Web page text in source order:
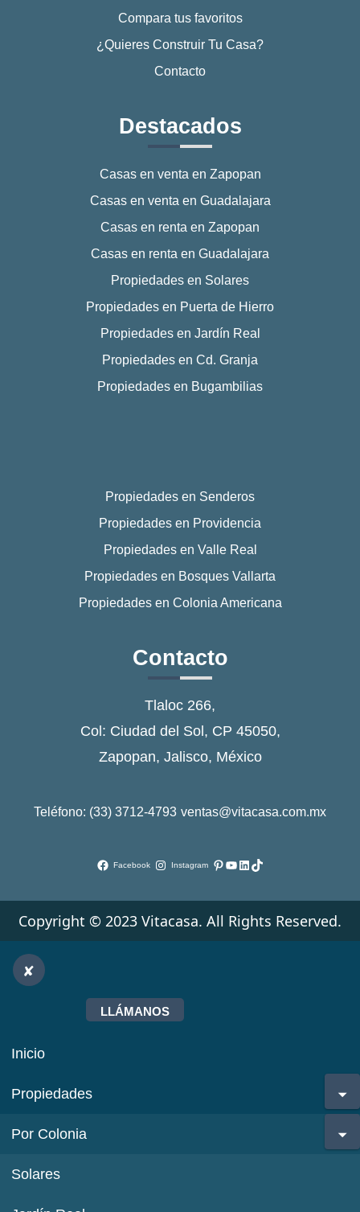
Compara tus favoritos
¿Quieres Construir Tu Casa?
Contacto
Destacados
Casas en venta en Zapopan
Casas en venta en Guadalajara
Casas en renta en Zapopan
Casas en renta en Guadalajara
Propiedades en Solares
Propiedades en Puerta de Hierro
Propiedades en Jardín Real
Propiedades en Cd. Granja
Propiedades en Bugambilias
Propiedades en Senderos
Propiedades en Providencia
Propiedades en Valle Real
Propiedades en Bosques Vallarta
Propiedades en Colonia Americana
Contacto
Tlaloc 266,
Col: Ciudad del Sol, CP 45050,
Zapopan, Jalisco, México
Teléfono: (33) 3712-4793 ventas@vitacasa.com.mx
Facebook Instagram Pinterest
YouTube
LinkedIn
TikTok
Copyright © 2023 Vitacasa. All Rights Reserved.
LLÁMANOS
Inicio
Propiedades
Por Colonia
Solares